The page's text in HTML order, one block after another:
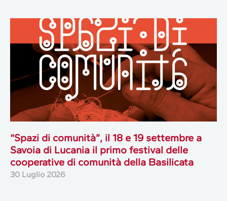
“Spazi di comunità”, il 18 e 19 settembre a
Savoia di Lucania il primo festival delle
cooperative di comunità della Basilicata
30 Luglio 2026